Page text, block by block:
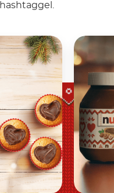
hashtaggel.